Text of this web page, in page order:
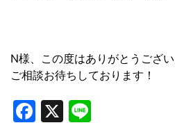
N様、この度はありがとうござ
ご相談お待ちしております！
Facebook
X